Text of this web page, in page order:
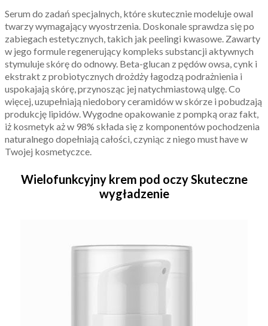
Serum do zadań specjalnych, które skutecznie modeluje owal
twarzy wymagający wyostrzenia. Doskonale sprawdza się po
zabiegach estetycznych, takich jak peelingi kwasowe. Zawarty
w jego formule regenerujący kompleks substancji aktywnych
stymuluje skórę do odnowy. Beta-glucan z pędów owsa, cynk i
ekstrakt z probiotycznych drożdży łagodzą podrażnienia i
uspokajają skórę, przynosząc jej natychmiastową ulgę. Co
więcej, uzupełniają niedobory ceramidów w skórze i pobudzają
produkcję lipidów. Wygodne opakowanie z pompką oraz fakt,
iż kosmetyk aż w 98% składa się z komponentów pochodzenia
naturalnego dopełniają całości, czyniąc z niego must have w
Twojej kosmetyczce.
Wielofunkcyjny krem pod oczy Skuteczne
wygładzenie